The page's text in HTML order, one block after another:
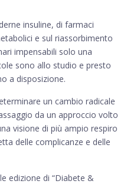
insuline, di farmaci
e sul riassorbimento
impensabili solo una
sono allo studio e presto
a disposizione.
un cambio radicale
da un approccio volto
visione di più ampio respiro
delle complicanze e delle
edizione di “Diabete &